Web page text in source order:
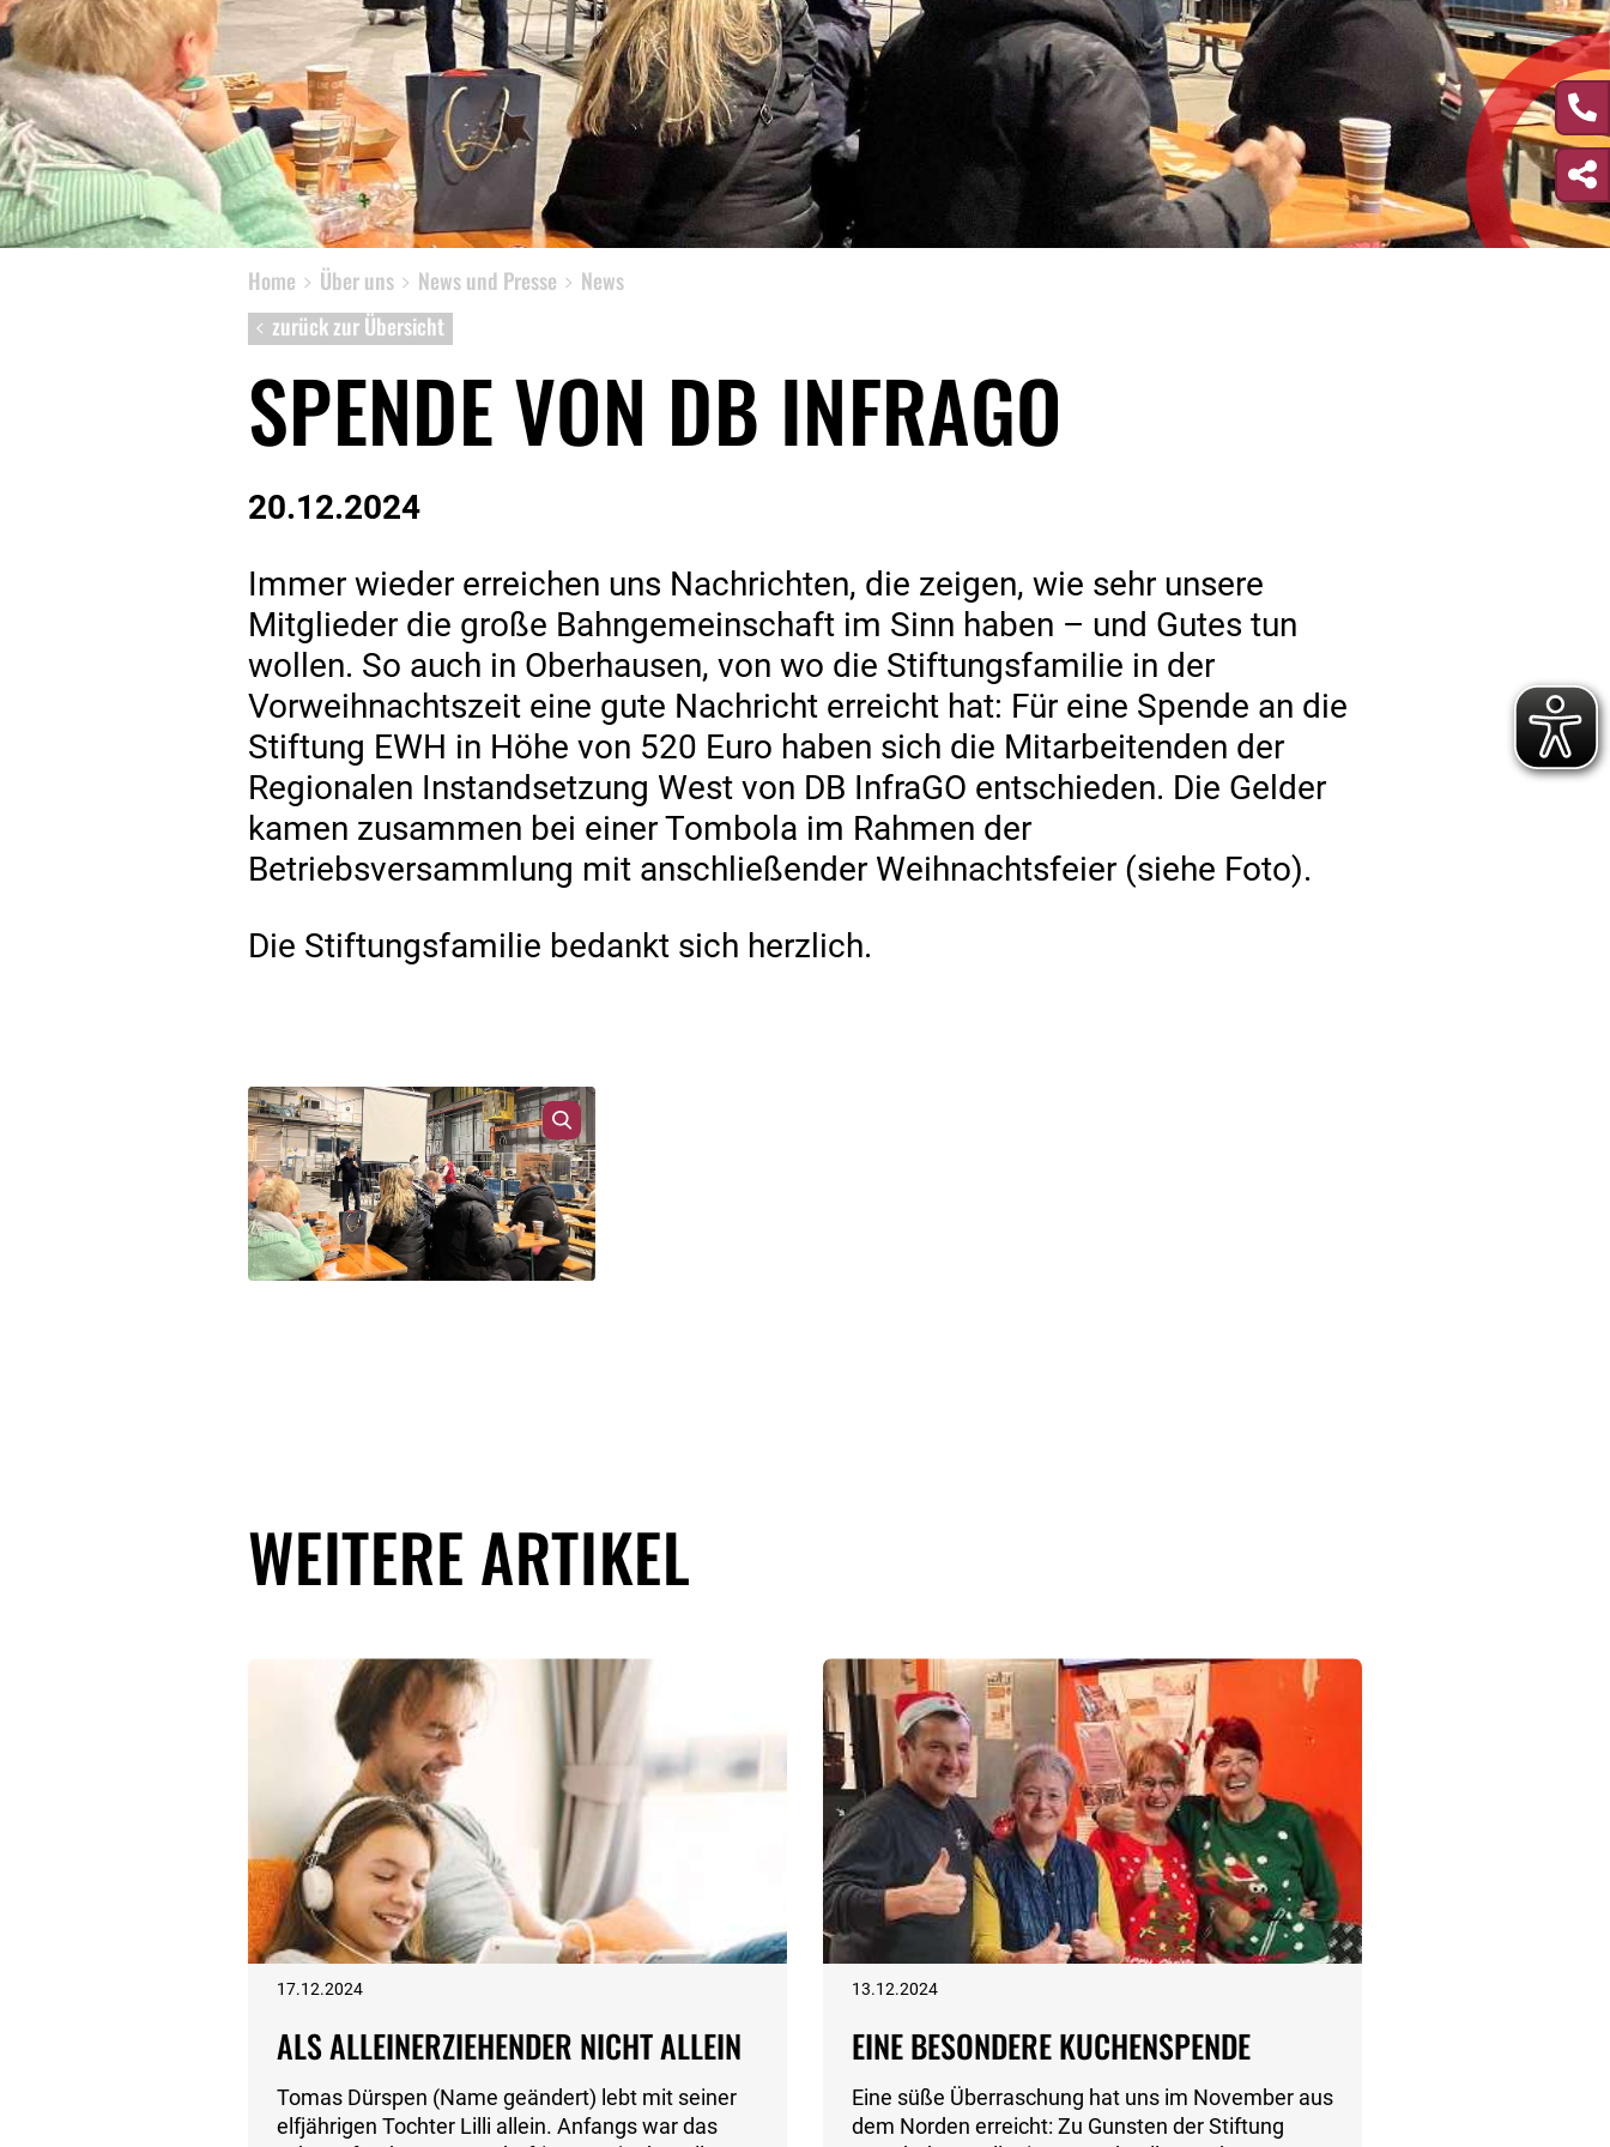
News
Presse
Home Über uns News und Presse
News
zurück zur Übersicht
SPENDE VON DB INFRAGO
20.12.2024
Immer wieder erreichen uns Nachrichten, die zeigen, wie sehr unsere
Mitglieder die große Bahngemeinschaft im Sinn haben – und Gutes tun
wollen. So auch in Oberhausen, von wo die Stiftungsfamilie in der
Vorweihnachtszeit eine gute Nachricht erreicht hat: Für eine Spende an die
Stiftung EWH in Höhe von 520 Euro haben sich die Mitarbeitenden der
Regionalen Instandsetzung West von DB InfraGO entschieden. Die Gelder
kamen zusammen bei einer Tombola im Rahmen der
Betriebsversammlung mit anschließender Weihnachtsfeier (siehe Foto).
Die Stiftungsfamilie bedankt sich herzlich.
WEITERE ARTIKEL
17.12.2024
ALS ALLEINERZIEHENDER NICHT ALLEIN
Tomas Dürspen (Name geändert) lebt mit seiner
elfjährigen Tochter Lilli allein. Anfangs war das
13.12.2024
EINE BESONDERE KUCHENSPENDE
Eine süße Überraschung hat uns im November aus
dem Norden erreicht: Zu Gunsten der Stiftung